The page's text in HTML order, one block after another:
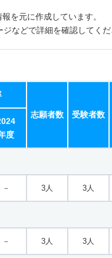
を元に作成しています。
などで詳細を確認してくだ
志願者数 受験者数
度
－ 3人 3人
－ 3人 3人